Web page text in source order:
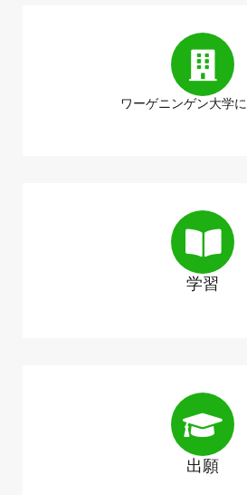
ワーゲニンゲン大学
学習
出願